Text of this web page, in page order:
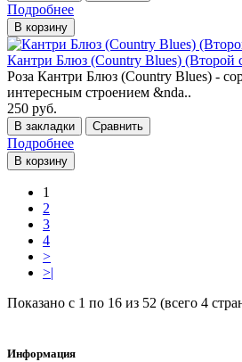
Подробнее
В корзину
Кантри Блюз (Country Blues) (Второй
Роза Кантри Блюз (Country Blues) -
интересным строением &nda..
250 руб.
В закладки Сравнить
Подробнее
В корзину
1
2
3
4
>
>|
Показано с 1 по 16 из 52 (всего 4
Информация